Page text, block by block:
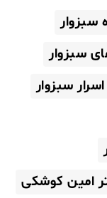
سبزوار
سبزوار
سبزوار
امین کوشکی